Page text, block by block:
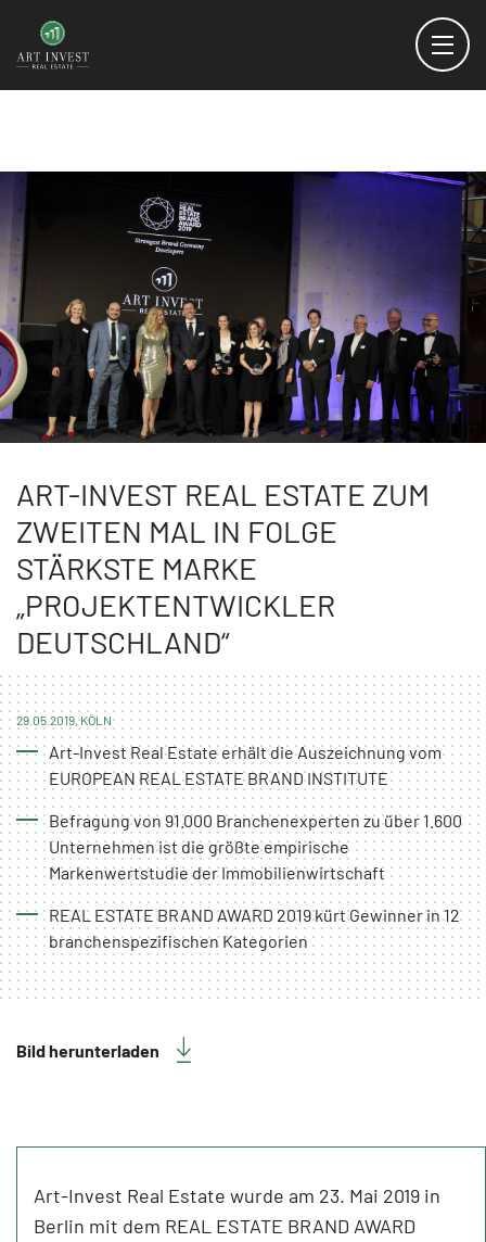
ART-INVEST REAL ESTATE ZUM
ZWEITEN MAL IN FOLGE
STÄRKSTE MARKE
„PROJEKTENTWICKLER
DEUTSCHLAND“
29.05.2019, KÖLN
Art-Invest Real Estate erhält die Auszeichnung vom
EUROPEAN REAL ESTATE BRAND INSTITUTE
Befragung von 91.000 Branchenexperten zu über 1.600
Unternehmen ist die größte empirische
Markenwertstudie der Immobilienwirtschaft
REAL ESTATE BRAND AWARD 2019 kürt Gewinner in 12
branchenspezifischen Kategorien
Bild herunterladen
Art-Invest Real Estate wurde am 23. Mai 2019 in
Berlin mit dem REAL ESTATE BRAND AWARD